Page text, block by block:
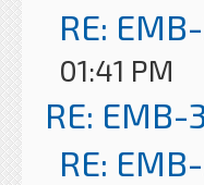
RE:
01:41 PM
RE:
RE: